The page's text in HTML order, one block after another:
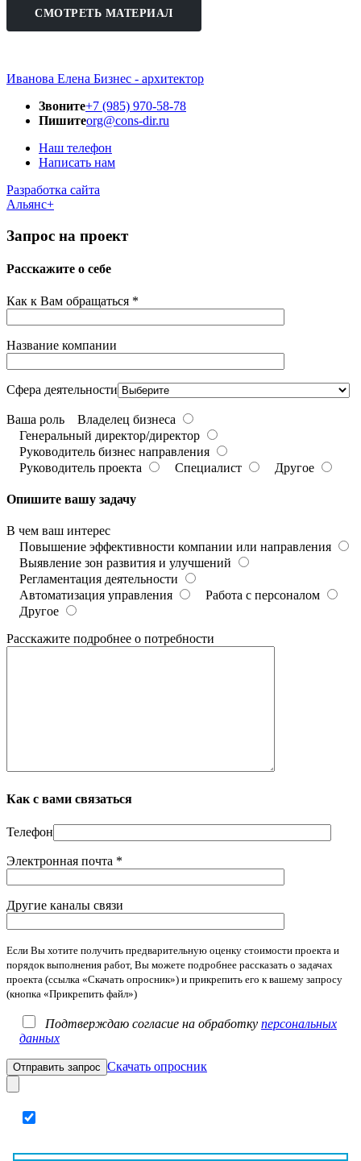
СМОТРЕТЬ МАТЕРИАЛ
Иванова Елена Бизнес - архитектор
Звоните+7 (985) 970-58-78
Пишитеorg@cons-dir.ru
Наш телефон
Написать нам
Разработка сайта
Альянс+
Запрос на проект
Расскажите о себе
Как к Вам обращаться *
Название компании
Сфера деятельности
Ваша роль
Владелец бизнеса
Генеральный директор/директор
Руководитель бизнес направления
Руководитель проекта
Специалист Другое
Опишите вашу задачу
В чем ваш интерес
Повышение эффективности компании или направления
Выявление зон развития и улучшений
Регламентация деятельности
Автоматизация управления
Работа с персоналом
Другое
Расскажите подробнее о потребности
Как с вами связаться
Телефон
Электронная почта *
Другие каналы связи
Если Вы хотите получить предварительную оценку стоимости проекта и
порядок выполнения работ, Вы можете подробнее рассказать о задачах
проекта (ссылка «Скачать опросник») и прикрепить его к вашему запросу
(кнопка «Прикрепить файл»)
Подтверждаю согласие на обработку персональных
данных
Скачать опросник